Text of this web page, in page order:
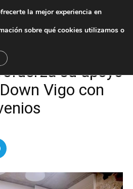
su apoyo
Vigo con
la mejor experiencia en
sobre qué cookies utilizamos o